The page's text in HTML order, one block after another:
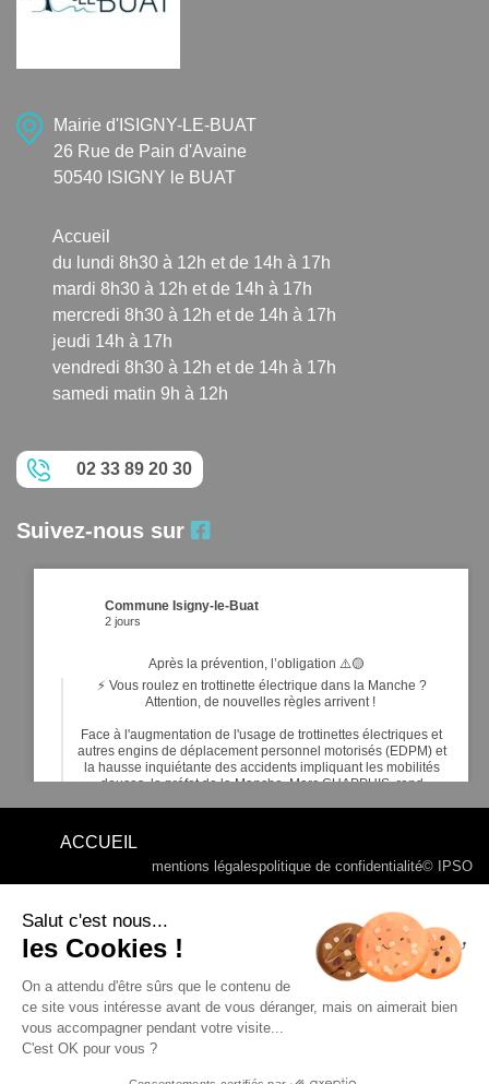
Mairie d'ISIGNY-LE-BUAT
26 Rue de Pain d'Avaine
50540 ISIGNY le BUAT
Accueil
du lundi 8h30 à 12h et de 14h à 17h
mardi 8h30 à 12h et de 14h à 17h
mercredi 8h30 à 12h et de 14h à 17h
jeudi 14h à 17h
vendredi 8h30 à 12h et de 14h à 17h
samedi matin 9h à 12h
02 33 89 20 30
Suivez-nous sur
Commune Isigny-le-Buat
2 jours
Après la prévention, l’obligation ⚠️🟡
⚡ Vous roulez en trottinette électrique dans la Manche ?
Attention, de nouvelles règles arrivent !
Face à l'augmentation de l'usage de trottinettes électriques et
autres engins de déplacement personnel motorisés (EDPM) et
la hausse inquiétante des accidents impliquant les mobilités
douces, le préfet de la Manche, Marc CHAPPUIS, rend
Voir sur Facebook · Partager
20 6 1
RALLYE DE BASSE NORMANDIE 2026 - ©MOTORSERIES -
ACCUEIL
mentions légalespolitique de confidentialité© IPSO
Salut c'est nous...
les Cookies !
On a attendu d'être sûrs que le contenu de
ce site vous intéresse avant de vous déranger, mais on aimerait bien
vous accompagner pendant votre visite...
C'est OK pour vous ?